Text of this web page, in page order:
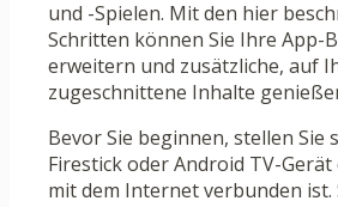
und -Spielen. Mit den hier
Schritten können Sie Ihre App-
erweitern und zusätzliche, auf
zugeschnittene Inhalte
Bevor Sie beginnen, stellen Sie
Firestick oder Android TV-
mit dem Internet verbunden ist.